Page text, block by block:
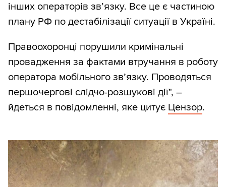
інших операторів зв’язку. Все це є частиною
плану РФ по дестабілізації ситуації в Україні.
Правоохоронці порушили кримінальні
провадження за фактами втручання в роботу
оператора мобільного зв’язку. Проводяться
першочергові слідчо-розшукові дії", –
йдеться в повідомленні, яке цитує Цензор.